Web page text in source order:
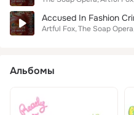
Artful Fox The Soap Opera
Альбомы